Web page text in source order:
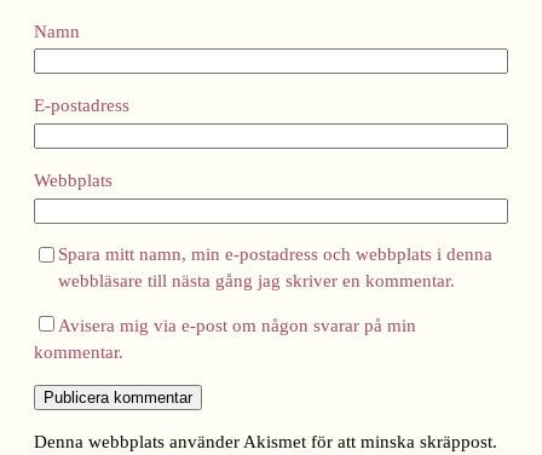
Namn
E-postadress
Webbplats
Spara mitt namn, min e-postadress och webbplats i denna
webbläsare till nästa gång jag skriver en kommentar.
Avisera mig via e-post om någon svarar på min
kommentar.
Denna webbplats använder Akismet för att minska skräppost.